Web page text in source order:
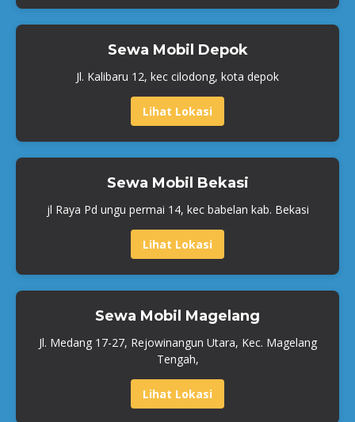
Sewa Mobil Depok
Jl. Kalibaru 12, kec cilodong, kota depok
Lihat Lokasi
Sewa Mobil Bekasi
jl Raya Pd ungu permai 14, kec babelan kab. Bekasi
Lihat Lokasi
Sewa Mobil Magelang
Jl. Medang 17-27, Rejowinangun Utara, Kec. Magelang
Tengah,
Lihat Lokasi